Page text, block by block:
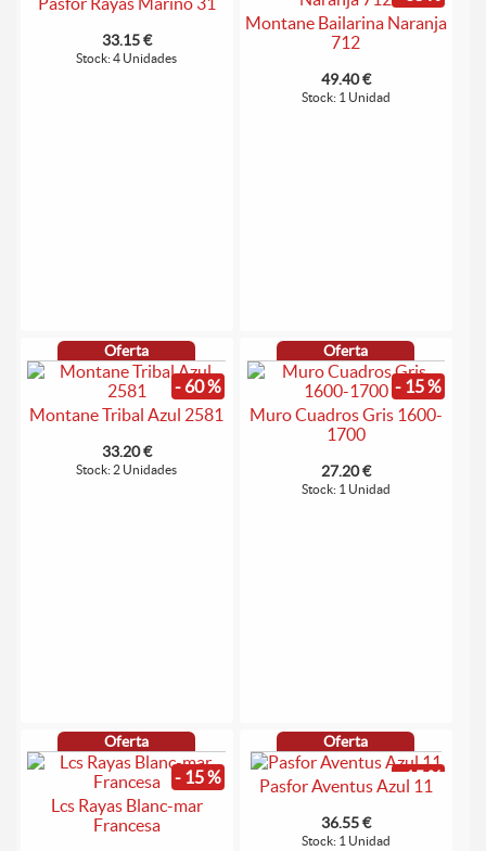
33.15 €
Stock: 4 Unidades
Montane Bailarina Naranja
712
49.40 €
Stock: 1 Unidad
Oferta
- 60 %
Montane Tribal Azul 2581
33.20 €
Stock: 2 Unidades
Oferta
- 15 %
Muro Cuadros Gris 1600-
1700
27.20 €
Stock: 1 Unidad
Oferta
- 15 %
Lcs Rayas Blanc-mar
Francesa
Oferta
- 15 %
Pasfor Aventus Azul 11
36.55 €
Stock: 1 Unidad